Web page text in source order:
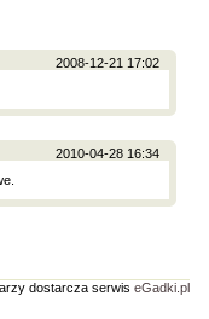
2008-12-21 17:02
2010-04-28 16:34
dostarcza serwis eGadki.pl